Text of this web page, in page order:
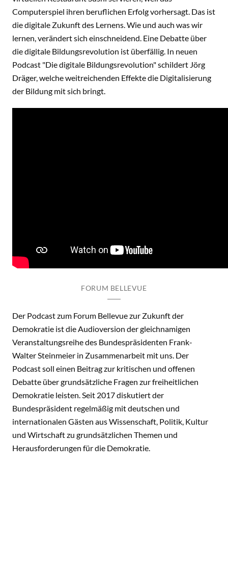
Computerspiel ihren beruflichen Erfolg vorhersagt. Das ist
die digitale Zukunft des Lernens. Wie und auch was wir
lernen, verändert sich einschneidend. Eine Debatte über
die digitale Bildungsrevolution ist überfällig. In neuen
Podcast "Die digitale Bildungsrevolution" schildert Jörg
Dräger, welche weitreichenden Effekte die Digitalisierung
der Bildung mit sich bringt.
FORUM BELLEVUE
Der Podcast zum Forum Bellevue zur Zukunft der
Demokratie ist die Audioversion der gleichnamigen
Veranstaltungsreihe des Bundespräsidenten Frank-
Walter Steinmeier in Zusammenarbeit mit uns. Der
Podcast soll einen Beitrag zur kritischen und offenen
Debatte über grundsätzliche Fragen zur freiheitlichen
Demokratie leisten. Seit 2017 diskutiert der
Bundespräsident regelmäßig mit deutschen und
internationalen Gästen aus Wissenschaft, Politik, Kultur
und Wirtschaft zu grundsätzlichen Themen und
Herausforderungen für die Demokratie.